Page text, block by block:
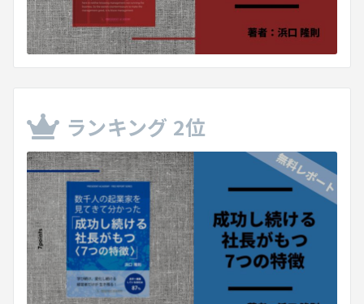
ランキング 2位